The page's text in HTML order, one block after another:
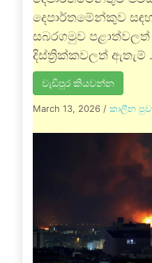
දෙපාර්තමේන්කුව
සබරගමුව පළාත්වලත්
දිස්ත්‍රික්කවලත් ඇතැම්
වැඩිපුර කියවන්න
March 13, 2026 / කාලීන